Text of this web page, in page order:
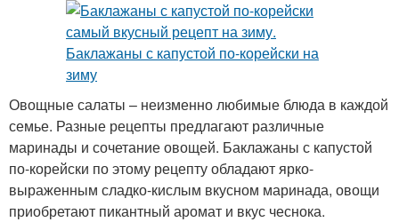
Овощные салаты – неизменно любимые блюда в каждой
семье. Разные рецепты предлагают различные
маринады и сочетание овощей. Баклажаны с капустой
по-корейски по этому рецепту обладают ярко-
выраженным сладко-кислым вкусном маринада, овощи
приобретают пикантный аромат и вкус чеснока.